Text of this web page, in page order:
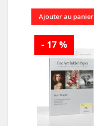
Ajouter au panier
- 17 %